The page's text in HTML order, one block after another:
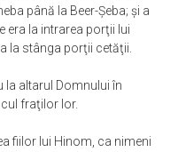
până la Beer-Şeba; şi a
era la intrarea porţii lui
la stânga porţii cetăţii.
altarul Domnului în
fraţilor lor.
fiilor lui Hinom, ca nimeni